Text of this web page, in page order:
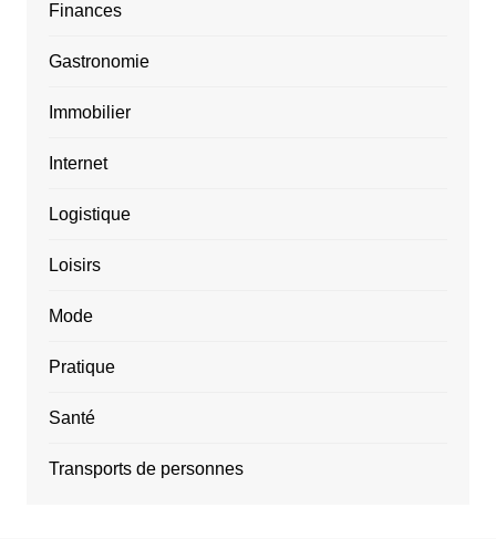
Finances
Gastronomie
Immobilier
Internet
Logistique
Loisirs
Mode
Pratique
Santé
Transports de personnes